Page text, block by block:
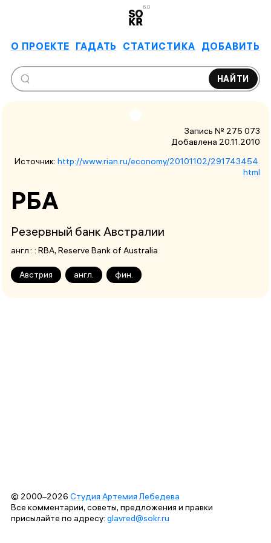
6.0
О ПРОЕКТЕ ГАДАТЬ СТАТИСТИКА ДОБАВИТЬ
НАЙТИ
Запись № 275 073
Добавлена 20.11.2010
Источник: http://www.rian.ru/economy/20101102/291743454.
html
РБА
Резервный банк Австралии
англ.: : RBA, Reserve Bank of Australia
Австрия англ. фин.
© 2000–2026 Студия Артемия Лебедева
Все комментарии, советы, предложения и правки
присылайте по адресу: glavred@sokr.ru